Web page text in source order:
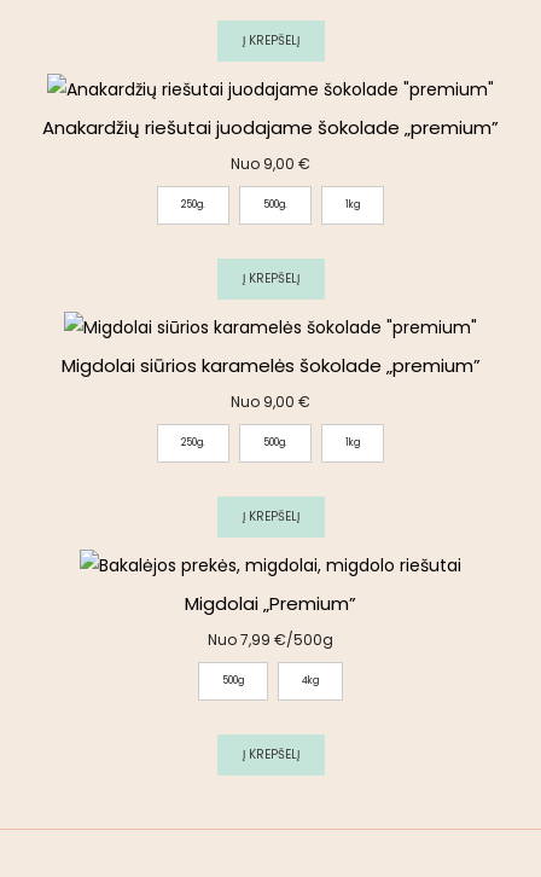
Į KREPŠELĮ
Anakardžių riešutai juodajame šokolade „premium”
Nuo 9,00 €
250g. 500g. 1kg
Į KREPŠELĮ
Migdolai siūrios karamelės šokolade „premium”
Nuo 9,00 €
250g. 500g. 1kg
Į KREPŠELĮ
Migdolai „Premium”
Nuo7,99 €/500g
500g 4kg
Į KREPŠELĮ